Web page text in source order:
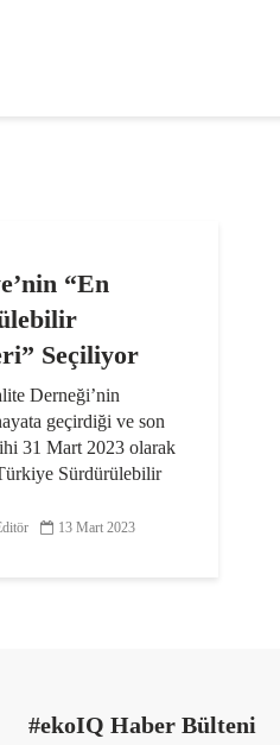
“En
Seçiliyor
Derneği’nin
geçirdiği ve son
31 Mart 2023 olarak
Sürdürülebilir
sürdürülebilirlik
13 Mart 2023
#ekoIQ Haber Bülteni